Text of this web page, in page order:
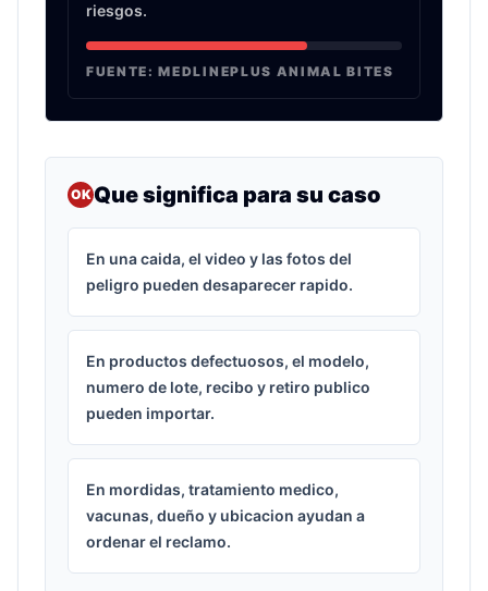
riesgos.
FUENTE:MEDLINEPLUS ANIMAL BITES
OKQue significa para su caso
En una caida, el video y las fotos del
peligro pueden desaparecer rapido.
En productos defectuosos, el modelo,
numero de lote, recibo y retiro publico
pueden importar.
En mordidas, tratamiento medico,
vacunas, dueño y ubicacion ayudan a
ordenar el reclamo.